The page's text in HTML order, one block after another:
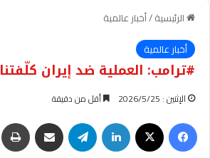
الرئيسية/أخبار عالمية
أخبار عالمية
#ترامب: العملية ضد إيران كلّفتنا 13 جنديًا
الإثنين : 2026/5/25 أقل من دقيقة
فيسبوك لينكدإن تيلقرام مشاركة عبر البريد